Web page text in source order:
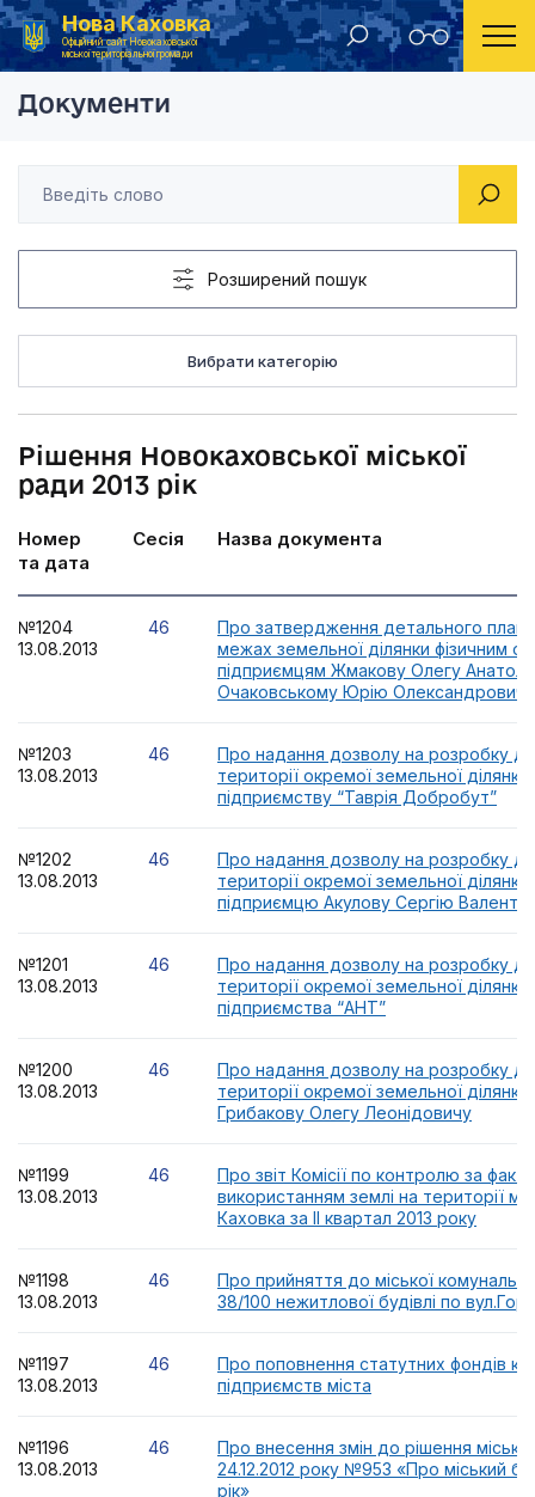
Нова Каховка
Офіційний сайт Новокаховської
міської територіальної громади
Головна Рішення Новокаховської міської ради 2013 рік
Документи
Розширений пошук
Вибрати категорію
Рішення Новокаховської міської
ради 2013 рік
Номер
та дата
Сесія Назва документа
№1204
13.08.2013
46
Про затвердження детального плану
межах земельної ділянки фізичним
підприємцям Жмакову Олегу
Очаковському Юрію Олександровичу
№1203
13.08.2013
46
Про надання дозволу на розробку
території окремої земельної
підприємству “Таврія Добробут”
№1202
13.08.2013
46
Про надання дозволу на розробку
території окремої земельної ділянки
підприємцю Акулову Сергію
№1201
13.08.2013
46
Про надання дозволу на розробку
території окремої земельної
підприємства “АНТ”
№1200
13.08.2013
46
Про надання дозволу на розробку
території окремої земельної
Грибакову Олегу Леонідовичу
№1199
13.08.2013
46
Про звіт Комісії по контролю за
використанням землі на території
Каховка за ІІ квартал 2013 року
№1198
13.08.2013
46
Про прийняття до міської
38/100 нежитлової будівлі по
№1197
13.08.2013
46
Про поповнення статутних фондів
підприємств міста
№1196
13.08.2013
46
Про внесення змін до рішення
24.12.2012 року №953 «Про міський
рік»